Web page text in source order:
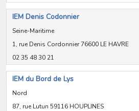
IEM Denis Codonnier
Seine-Maritime
1, rue Denis Cordonnier 76600 LE HAVRE
02 35 48 30 21
IEM du Bord de Lys
Nord
87, rue Lutun 59116 HOUPLINES